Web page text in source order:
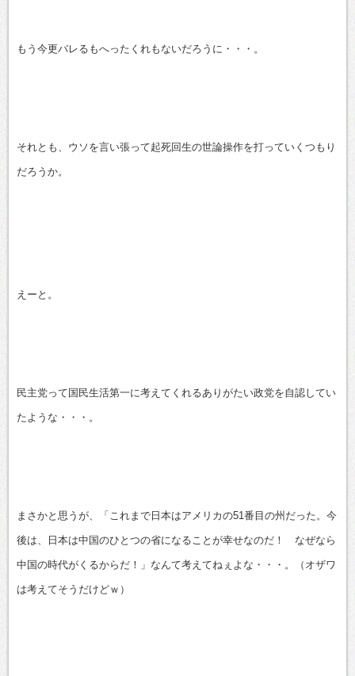
もう今更バレるもへったくれもないだろうに・・・。
それとも、ウソを言い張って起死回生の世論操作を打っていくつもり
だろうか。
えーと。
民主党って国民生活第一に考えてくれるありがたい政党を自認してい
たような・・・。
まさかと思うが、「これまで日本はアメリカの51番目の州だった。今
後は、日本は中国のひとつの省になることが幸せなのだ！ なぜなら
中国の時代がくるからだ！」なんて考えてねぇよな・・・。（オザワ
は考えてそうだけどｗ）